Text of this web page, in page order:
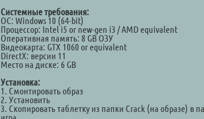
Системные требования:
ОС: Windows 10 (64-bit)
Процессор: Intel i5 or new-gen i3 / AMD equivalent
Оперативная память: 8 GB ОЗУ
Видеокарта: GTX 1060 or equivalent
DirectX: версии 11
Место на диске: 6 GB
Установка:
1. Смонтировать образ
2. Установить
3. Скопировать таблетку из папки Crack (на образе) в